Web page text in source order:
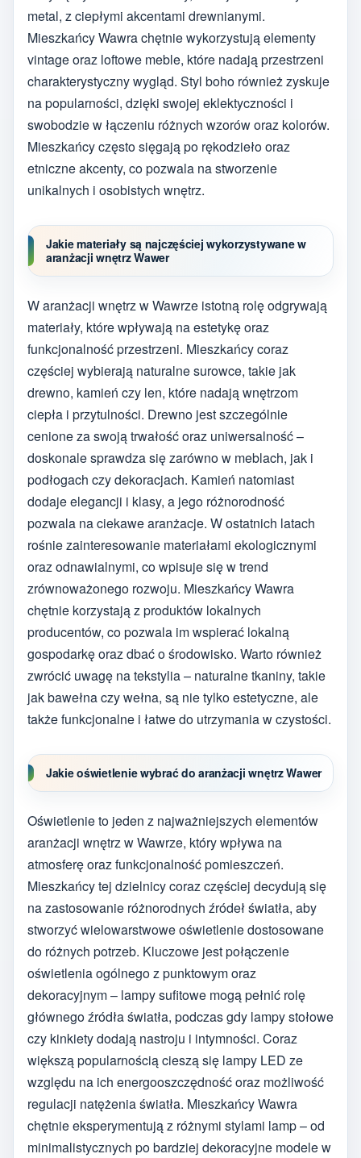
metal, z ciepłymi akcentami drewnianymi.
Mieszkańcy Wawra chętnie wykorzystują elementy
vintage oraz loftowe meble, które nadają przestrzeni
charakterystyczny wygląd. Styl boho również zyskuje
na popularności, dzięki swojej eklektyczności i
swobodzie w łączeniu różnych wzorów oraz kolorów.
Mieszkańcy często sięgają po rękodzieło oraz
etniczne akcenty, co pozwala na stworzenie
unikalnych i osobistych wnętrz.
Jakie materiały są najczęściej wykorzystywane w
aranżacji wnętrz Wawer
W aranżacji wnętrz w Wawrze istotną rolę odgrywają
materiały, które wpływają na estetykę oraz
funkcjonalność przestrzeni. Mieszkańcy coraz
częściej wybierają naturalne surowce, takie jak
drewno, kamień czy len, które nadają wnętrzom
ciepła i przytulności. Drewno jest szczególnie
cenione za swoją trwałość oraz uniwersalność –
doskonale sprawdza się zarówno w meblach, jak i
podłogach czy dekoracjach. Kamień natomiast
dodaje elegancji i klasy, a jego różnorodność
pozwala na ciekawe aranżacje. W ostatnich latach
rośnie zainteresowanie materiałami ekologicznymi
oraz odnawialnymi, co wpisuje się w trend
zrównoważonego rozwoju. Mieszkańcy Wawra
chętnie korzystają z produktów lokalnych
producentów, co pozwala im wspierać lokalną
gospodarkę oraz dbać o środowisko. Warto również
zwrócić uwagę na tekstylia – naturalne tkaniny, takie
jak bawełna czy wełna, są nie tylko estetyczne, ale
także funkcjonalne i łatwe do utrzymania w czystości.
Jakie oświetlenie wybrać do aranżacji wnętrz Wawer
Oświetlenie to jeden z najważniejszych elementów
aranżacji wnętrz w Wawrze, który wpływa na
atmosferę oraz funkcjonalność pomieszczeń.
Mieszkańcy tej dzielnicy coraz częściej decydują się
na zastosowanie różnorodnych źródeł światła, aby
stworzyć wielowarstwowe oświetlenie dostosowane
do różnych potrzeb. Kluczowe jest połączenie
oświetlenia ogólnego z punktowym oraz
dekoracyjnym – lampy sufitowe mogą pełnić rolę
głównego źródła światła, podczas gdy lampy stołowe
czy kinkiety dodają nastroju i intymności. Coraz
większą popularnością cieszą się lampy LED ze
względu na ich energooszczędność oraz możliwość
regulacji natężenia światła. Mieszkańcy Wawra
chętnie eksperymentują z różnymi stylami lamp – od
minimalistycznych po bardziej dekoracyjne modele w